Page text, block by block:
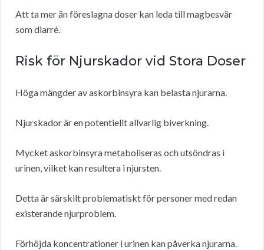
Att ta mer än föreslagna doser kan leda till magbesvär
som diarré.
Risk för Njurskador vid Stora Doser
Höga mängder av askorbinsyra kan belasta njurarna.
Njurskador är en potentiellt allvarlig biverkning.
Mycket askorbinsyra metaboliseras och utsöndras i
urinen, vilket kan resultera i njursten.
Detta är särskilt problematiskt för personer med redan
existerande njurproblem.
Förhöjda koncentrationer i urinen kan påverka njurarna.